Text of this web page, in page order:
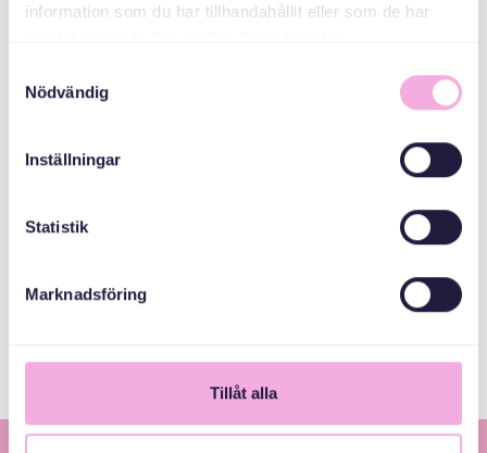
information som du har tillhandahållit eller som de har
Nödvändig
Inställningar
Statistik
Marknadsföring
Tillåt alla
bokningen@svenskamedbaby.se